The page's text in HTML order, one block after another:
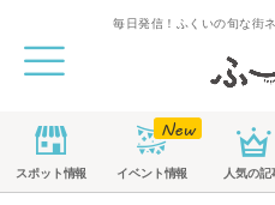
毎日発信！ふくいの旬な街
スポット情報 イベント情報 人気の記